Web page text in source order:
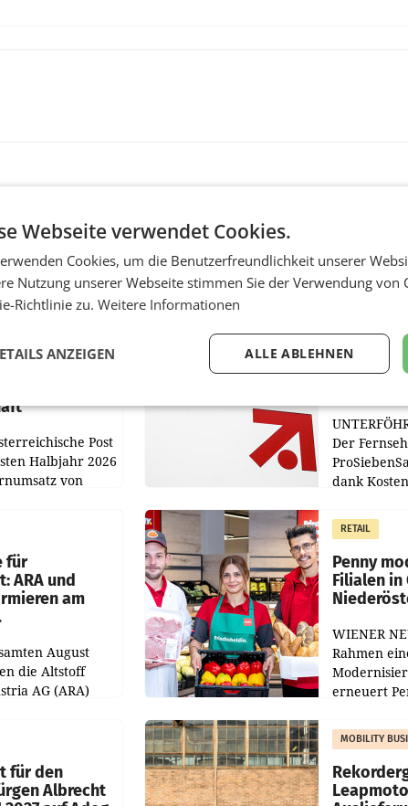
Post:
Post
Halbjahr 2026
von
was einem Plus
gegenüber
macht
Der
dank
gemacht
übertroffen.
für
ARA und
am
August
die Altstoff
AG (ARA)
„Kreislauf-
Müller-Filialen
RETAIL
Penny
Filialen in
WIENER
Rahmen
erneuert
Die beiden
Haag sowie
für den
Albrecht
MOBILITY
Webseite verwendet Cookies.
Cookies, um die Benutzerfreundlichkeit unserer
Nutzung unserer Webseite stimmen Sie der Verwendung von
Richtlinie zu. Weitere Informationen
ALLE ABLEHNEN
ANZEIGEN